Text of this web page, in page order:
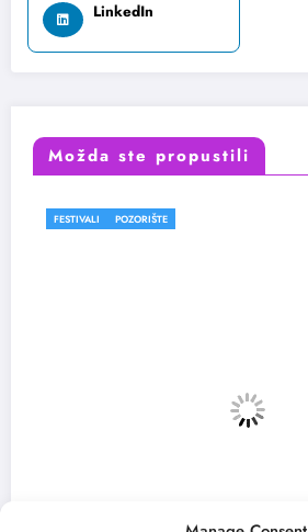
LinkedIn
Možda ste propustili
FESTIVALI POZORIŠTE